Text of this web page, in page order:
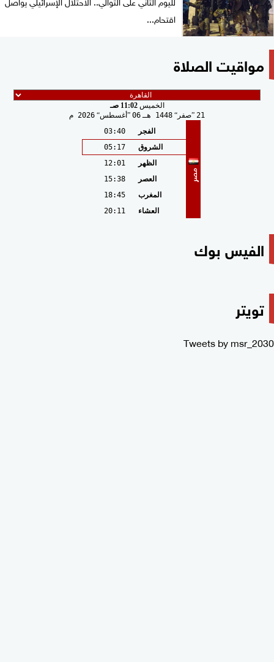
اقتحام...
مواقيت الصلاة
الخميس11:02 صـ
21 صفر 1448 هـ 06 أغسطس 2026 م
مصر
الفجر
03:40
الشروق
05:17
الظهر
12:01
العصر
15:38
المغرب
18:45
العشاء
20:11
الفيس بوك
تويتر
Tweets by msr_2030